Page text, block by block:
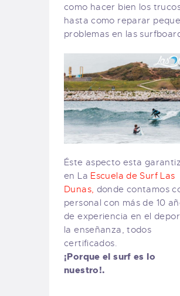
como hacer bien los
hasta como reparar
problemas en las
Éste aspecto esta
en La Escuela de Surf Las
Dunas, donde contamos
personal con más de 10
de experiencia en el
la enseñanza, todos
certificados.
¡Porque el surf es lo
nuestro!.